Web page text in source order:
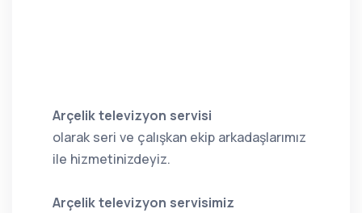
Arçelik televizyon servisi
olarak seri ve çalışkan ekip arkadaşlarımız
ile hizmetinizdeyiz.
Arçelik televizyon servisimiz